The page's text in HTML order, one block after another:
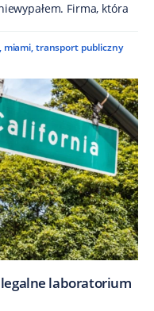
Firma, która
miami,transport publiczny
laboratorium